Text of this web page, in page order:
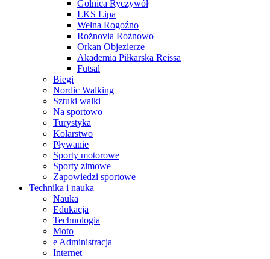
Golnica Ryczywół
LKS Lipa
Wełna Rogoźno
Rożnovia Rożnowo
Orkan Objezierze
Akademia Piłkarska Reissa
Futsal
Biegi
Nordic Walking
Sztuki walki
Na sportowo
Turystyka
Kolarstwo
Pływanie
Sporty motorowe
Sporty zimowe
Zapowiedzi sportowe
Technika i nauka
Nauka
Edukacja
Technologia
Moto
e Administracja
Internet